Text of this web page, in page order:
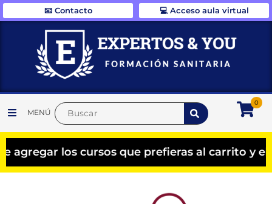
📧 Contacto 💻 Acceso aula virtual
MENÚ
0
los cursos que prefieras al carrito y el